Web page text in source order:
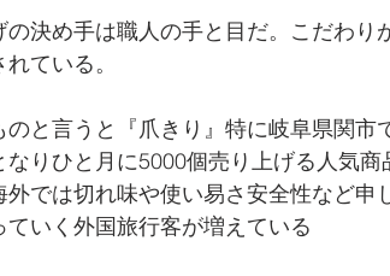
決め手は職人の手と目だ。こだわり
ている。
と言うと『爪きり』特に岐阜県関市
りひと月に5000個売り上げる人気商
では切れ味や使い易さ安全性など申
いく外国旅行客が増えている